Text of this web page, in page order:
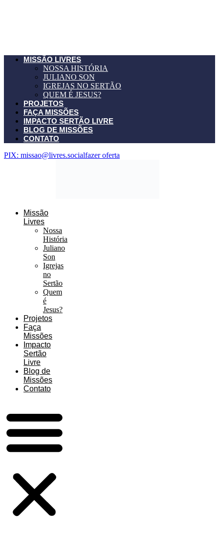
MISSÃO LIVRES
NOSSA HISTÓRIA
JULIANO SON
IGREJAS NO SERTÃO
QUEM É JESUS?
PROJETOS
FAÇA MISSÕES
IMPACTO SERTÃO LIVRE
BLOG DE MISSÕES
CONTATO
PIX: missao@livres.socialfazer oferta
Missão
Livres
Nossa
História
Juliano
Son
Igrejas
no
Sertão
Quem
é
Jesus?
Projetos
Faça
Missões
Impacto
Sertão
Livre
Blog de
Missões
Contato